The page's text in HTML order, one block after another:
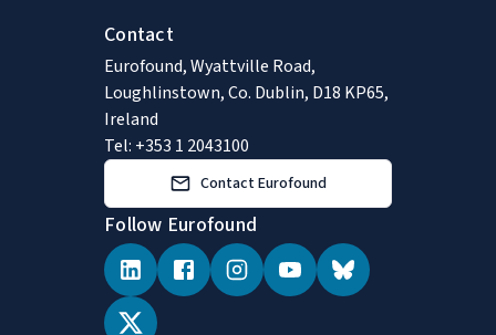
Contact
Eurofound, Wyattville Road,
Loughlinstown, Co. Dublin, D18 KP65,
Ireland
Tel: +353 1 2043100
Contact Eurofound
Follow Eurofound